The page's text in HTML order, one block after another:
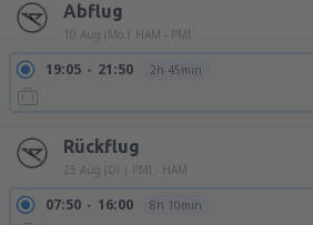
Abflug
10 Aug (Mo.) HAM - PMI
19:05 21:50 2h 45min
Rückflug
25 Aug (Di.) PMI - HAM
07:50 16:00 8h 10min